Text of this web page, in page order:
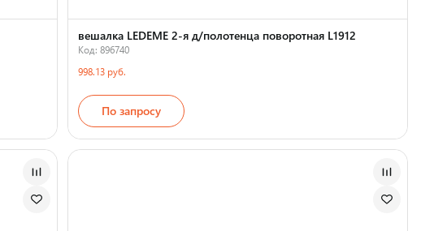
вешалка LEDEME 2-я д/полотенца поворотная L1912
Код: 896740
998.13 руб.
По запросу